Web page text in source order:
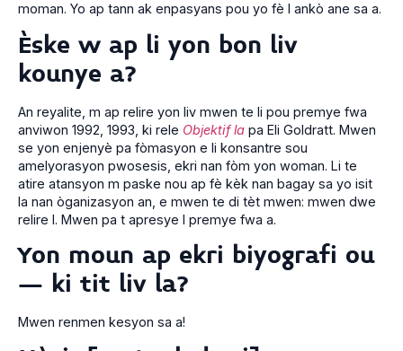
moman. Yo ap tann ak enpasyans pou yo fè l ankò ane sa a.
Èske w ap li yon bon liv
kounye a?
An reyalite, m ap relire yon liv mwen te li pou premye fwa
anviwon 1992, 1993, ki rele Objektif la pa Eli Goldratt. Mwen
se yon enjenyè pa fòmasyon e li konsantre sou
amelyorasyon pwosesis, ekri nan fòm yon woman. Li te
atire atansyon m paske nou ap fè kèk nan bagay sa yo isit
la nan òganizasyon an, e mwen te di tèt mwen: mwen dwe
relire l. Mwen pa t apresye l premye fwa a.
Yon moun ap ekri biyografi ou
– ki tit liv la?
Mwen renmen kesyon sa a!